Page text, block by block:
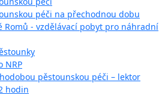
péči na přechodnou dobu
Romů - vzdělávací pobyt pro náhradní
NRP
pěstounskou péči – lektor
hodin